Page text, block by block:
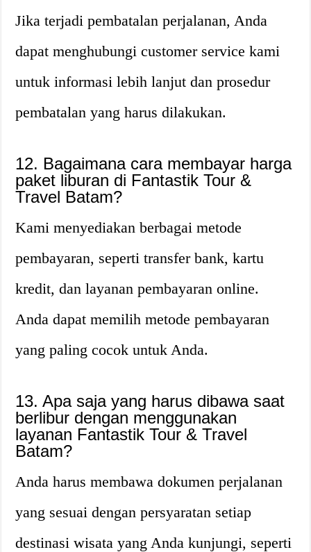
Jika terjadi pembatalan perjalanan, Anda
dapat menghubungi customer service kami
untuk informasi lebih lanjut dan prosedur
pembatalan yang harus dilakukan.
12. Bagaimana cara membayar harga
paket liburan di Fantastik Tour &
Travel Batam?
Kami menyediakan berbagai metode
pembayaran, seperti transfer bank, kartu
kredit, dan layanan pembayaran online.
Anda dapat memilih metode pembayaran
yang paling cocok untuk Anda.
13. Apa saja yang harus dibawa saat
berlibur dengan menggunakan
layanan Fantastik Tour & Travel
Batam?
Anda harus membawa dokumen perjalanan
yang sesuai dengan persyaratan setiap
destinasi wisata yang Anda kunjungi, seperti